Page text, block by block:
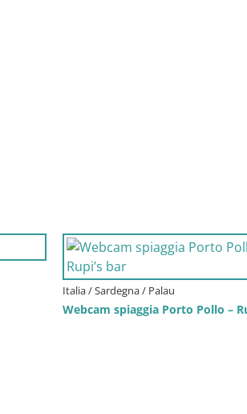
Italia / Sardegna / Palau
Webcam spiaggia Porto Pollo –